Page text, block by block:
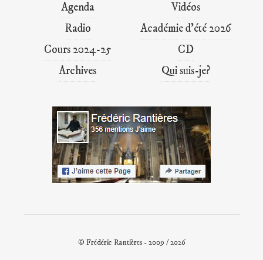
Agenda
Vidéos
Radio
Académie d’été 2026
Cours 2024-25
CD
Archives
Qui suis-je?
© Frédéric Rantières - 2009 / 2026